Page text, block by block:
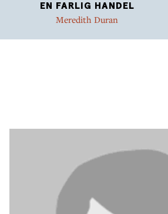
EN FARLIG HANDEL
Meredith Duran